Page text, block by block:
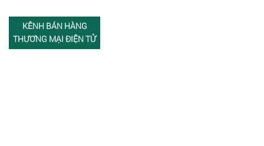
KÊNH BÁN HÀNG
THƯƠNG MẠI ĐIỆN TỬ